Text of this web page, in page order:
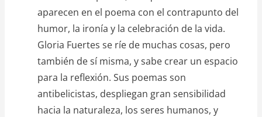
aparecen en el poema con el contrapunto del
humor, la ironía y la celebración de la vida.
Gloria Fuertes se ríe de muchas cosas, pero
también de sí misma, y sabe crear un espacio
para la reflexión. Sus poemas son
antibelicistas, despliegan gran sensibilidad
hacia la naturaleza, los seres humanos, y